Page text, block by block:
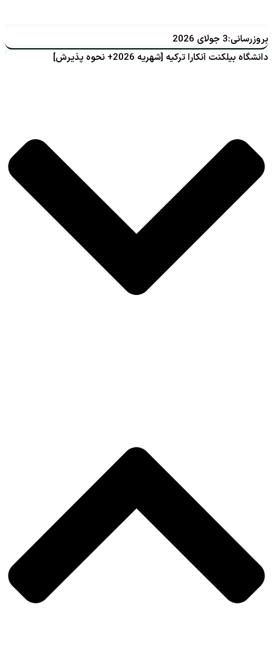
بروزرسانی:3 جولای 2026
دانشگاه بیلکنت آنکارا ترکیه [شهریه 2026+ نحوه پذیرش]